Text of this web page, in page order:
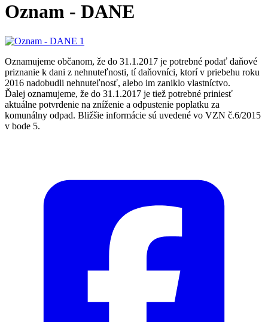
Oznam - DANE
Oznamujeme občanom, že do 31.1.2017 je potrebné podať daňové
priznanie k dani z nehnuteľnosti, tí daňovníci, ktorí v priebehu roku
2016 nadobudli nehnuteľnosť, alebo im zaniklo vlastníctvo.
Ďalej oznamujeme, že do 31.1.2017 je tiež potrebné priniesť
aktuálne potvrdenie na zníženie a odpustenie poplatku za
komunálny odpad. Bližšie informácie sú uvedené vo VZN č.6/2015
v bode 5.